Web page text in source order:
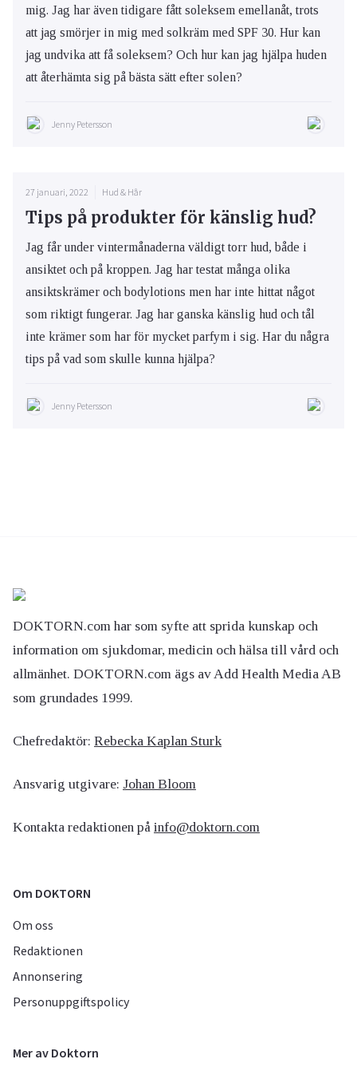
mig. Jag har även tidigare fått soleksem emellanåt, trots
att jag smörjer in mig med solkräm med SPF 30. Hur kan
jag undvika att få soleksem? Och hur kan jag hjälpa huden
att återhämta sig på bästa sätt efter solen?
Jenny Petersson
27 januari, 2022 Hud & Hår
Tips på produkter för känslig hud?
Jag får under vintermånaderna väldigt torr hud, både i
ansiktet och på kroppen. Jag har testat många olika
ansiktskrämer och bodylotions men har inte hittat något
som riktigt fungerar. Jag har ganska känslig hud och tål
inte krämer som har för mycket parfym i sig. Har du några
tips på vad som skulle kunna hjälpa?
Jenny Petersson
DOKTORN.com har som syfte att sprida kunskap och
information om sjukdomar, medicin och hälsa till vård och
allmänhet. DOKTORN.com ägs av Add Health Media AB
som grundades 1999.
Chefredaktör: Rebecka Kaplan Sturk
Ansvarig utgivare: Johan Bloom
Kontakta redaktionen på info@doktorn.com
Om DOKTORN
Om oss
Redaktionen
Annonsering
Personuppgiftspolicy
Mer av Doktorn